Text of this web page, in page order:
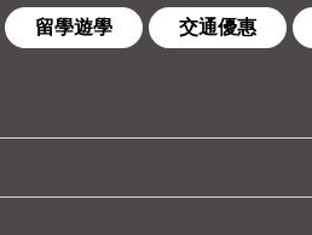
留學遊學 交通優惠